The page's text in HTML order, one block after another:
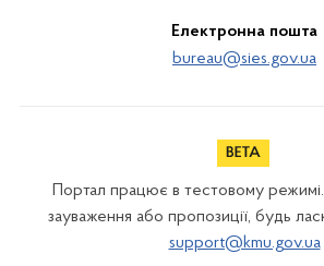
Електронна пошта
bureau@sies.gov.ua
Портал працює в тестовому
зауваження або пропозиції, будь
support@kmu.gov.ua